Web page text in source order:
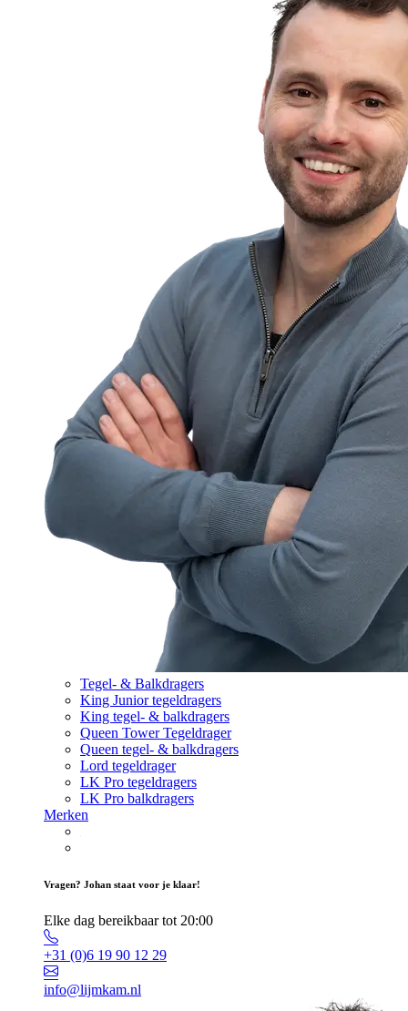
Tegel- & Balkdragers
King Junior tegeldragers
King tegel- & balkdragers
Queen Tower Tegeldrager
Queen tegel- & balkdragers
Lord tegeldrager
LK Pro tegeldragers
LK Pro balkdragers
Merken
Vragen? Johan staat voor je klaar!
Elke dag bereikbaar tot 20:00
+31 (0)6 19 90 12 29
info@lijmkam.nl